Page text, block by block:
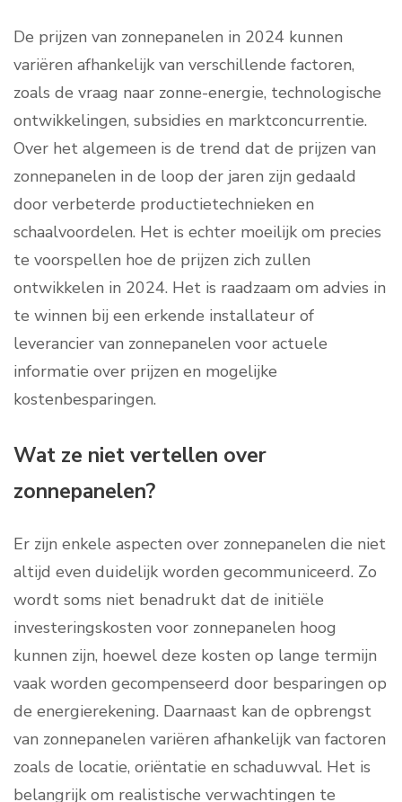
De prijzen van zonnepanelen in 2024 kunnen
variëren afhankelijk van verschillende factoren,
zoals de vraag naar zonne-energie, technologische
ontwikkelingen, subsidies en marktconcurrentie.
Over het algemeen is de trend dat de prijzen van
zonnepanelen in de loop der jaren zijn gedaald
door verbeterde productietechnieken en
schaalvoordelen. Het is echter moeilijk om precies
te voorspellen hoe de prijzen zich zullen
ontwikkelen in 2024. Het is raadzaam om advies in
te winnen bij een erkende installateur of
leverancier van zonnepanelen voor actuele
informatie over prijzen en mogelijke
kostenbesparingen.
Wat ze niet vertellen over
zonnepanelen?
Er zijn enkele aspecten over zonnepanelen die niet
altijd even duidelijk worden gecommuniceerd. Zo
wordt soms niet benadrukt dat de initiële
investeringskosten voor zonnepanelen hoog
kunnen zijn, hoewel deze kosten op lange termijn
vaak worden gecompenseerd door besparingen op
de energierekening. Daarnaast kan de opbrengst
van zonnepanelen variëren afhankelijk van factoren
zoals de locatie, oriëntatie en schaduwval. Het is
belangrijk om realistische verwachtingen te